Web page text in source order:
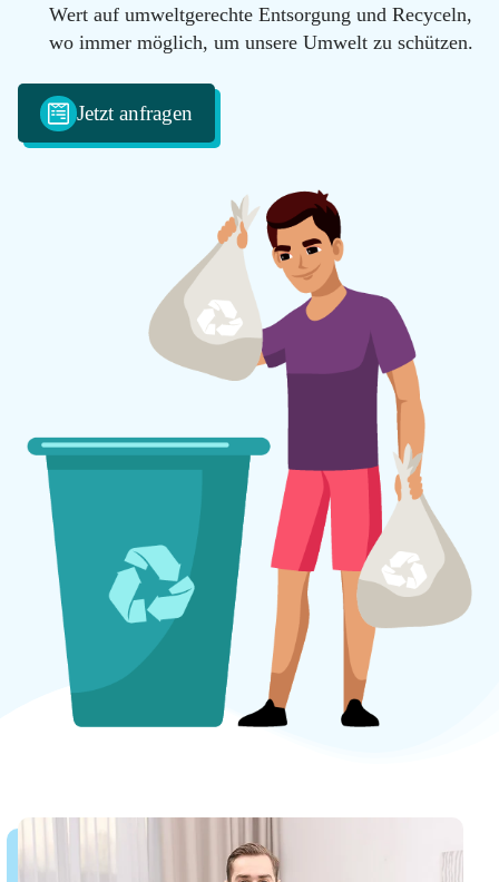
Wert auf umweltgerechte Entsorgung und Recyceln,
wo immer möglich, um unsere Umwelt zu schützen.
Jetzt anfragen